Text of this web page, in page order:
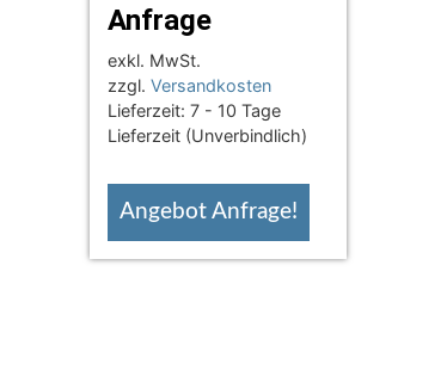
Anfrage
exkl. MwSt.
zzgl. Versandkosten
Lieferzeit: 7 - 10 Tage
Lieferzeit (Unverbindlich)
Angebot Anfrage!